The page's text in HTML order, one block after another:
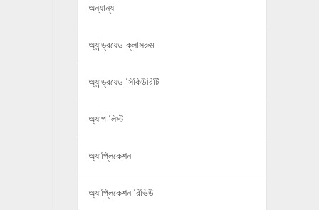
অন্যান্য
অ্যান্ড্রয়েড ক্লাসরুম
অ্যান্ড্রয়েড সিকিউরিটি
অ্যাপ লিস্ট
অ্যাপ্লিকেশন
অ্যাপ্লিকেশন রিভিউ